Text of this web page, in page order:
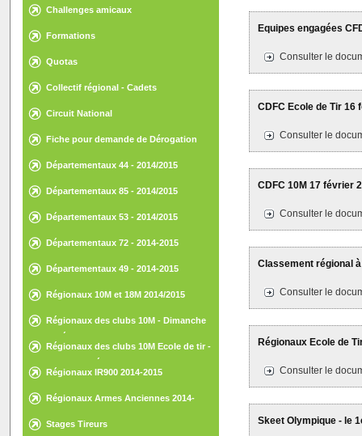
Challenges amicaux
Formations
Quotas
Collectif régional - Cadets
Circuit National
Fiche pour demande de Dérogation
Départementaux 44 - 2014/2015
Départementaux 85 - 2014/2015
Départementaux 53 - 2014/2015
Départementaux 72 - 2014-2015
Départementaux 49 - 2014-2015
Régionaux 10M et 18M 2014/2015
Régionaux des clubs 10M - Dimanche
15 février 2015 - St-Nazaire
Régionaux des clubs 10M Ecole de tir -
Samedi 14 février 2015 - St-Nazaire
Régionaux IR900 2014-2015
Régionaux Armes Anciennes 2014-
Stages Tireurs
Equipes engagées
Consulter le
CDFC Ecole de Tir 16
Consulter le
CDFC 10M 17 février
Consulter le
Classement régional
Consulter le
Régionaux Ecole de
Consulter le
Skeet Olympique - le